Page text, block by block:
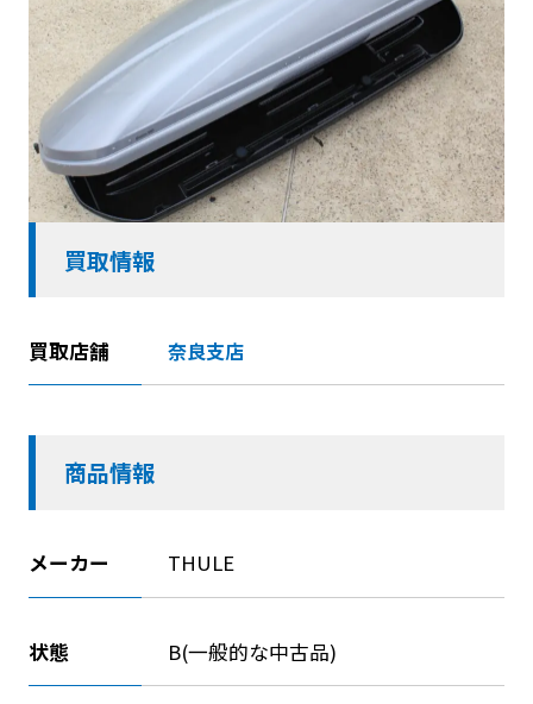
買取情報
買取店舗 奈良支店
商品情報
メーカー THULE
状態 B(一般的な中古品)